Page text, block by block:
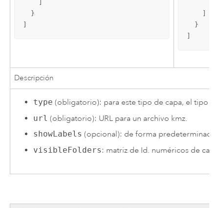
  }
  }
Descripción
type (obligatorio): para este tipo de capa, el tipo
url (obligatorio): URL para un archivo kmz.
showLabels (opcional): de forma predeterminada
visibleFolders: matriz de Id. numéricos de